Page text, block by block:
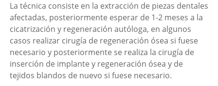
La técnica consiste en la extracción de piezas dentales
afectadas, posteriormente esperar de 1-2 meses a la
cicatrización y regeneración autóloga, en algunos
casos realizar cirugía de regeneración ósea si fuese
necesario y posteriormente se realiza la cirugía de
inserción de implante y regeneración ósea y de
tejidos blandos de nuevo si fuese necesario.